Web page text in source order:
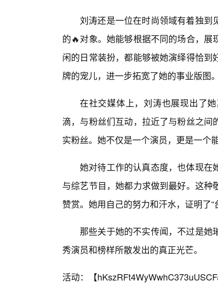
刘涛还是一位在时尚领域有着独到
的🔥对象。她能够根据不同的场合，
闲的日常装扮，都能够被她演绎得恰
牌的宠儿，进一步拓宽了她的事业版图
在社交媒体上，刘涛也展现出了
滴，与粉丝们互动，拉近了与粉丝之
实粉丝。她不仅是一个演员，更是一个
她对待工作的认真态度，也体现在
与综艺节目，她都力求做到最好。这
赞赏。她用自己的努力和汗水，证明了
那些关于她的不实传闻，不过是
秀演员和榜样所散发出的真正光芒。
活动：【